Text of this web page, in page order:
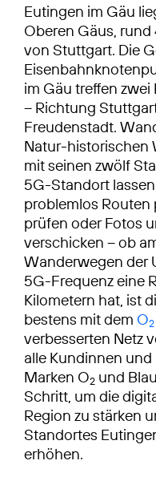
Eutingen im Gäu
Oberen Gäus,
von Stuttgart. Die
im Gäu treffen
– Richtung
Freudenstadt.
Natur-historischen
mit seinen zwölf
5G-Standort
problemlos Routen
prüfen oder Fotos
verschicken – ob
Wanderwegen der
5G-Frequenz eine
Kilometern hat, ist
bestens mit dem O2
verbesserten Netz
alle Kundinnen
Marken O2 und
Schritt, um die
Region zu stärken
Standortes
erhöhen.